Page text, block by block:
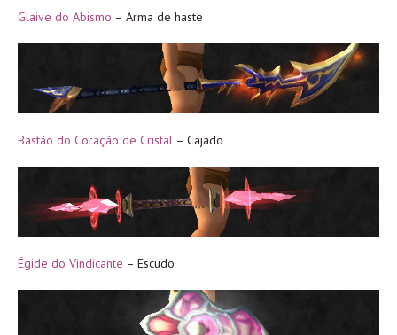
Glaive do Abismo – Arma de haste
Bastão do Coração de Cristal – Cajado
Égide do Vindicante – Escudo